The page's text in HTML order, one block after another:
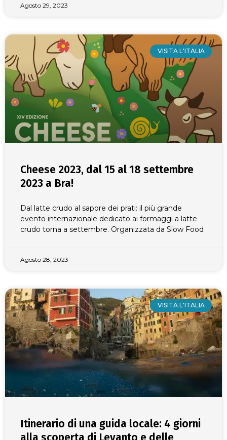
Agosto 29, 2023
VISITA L'ITALIA
Cheese 2023, dal 15 al 18 settembre
2023 a Bra!
Dal latte crudo al sapore dei prati: il più grande
evento internazionale dedicato ai formaggi a latte
crudo torna a settembre. Organizzata da Slow Food
Agosto 28, 2023
VISITA L'ITALIA
Itinerario di una guida locale: 4 giorni
alla scoperta di Levanto e delle